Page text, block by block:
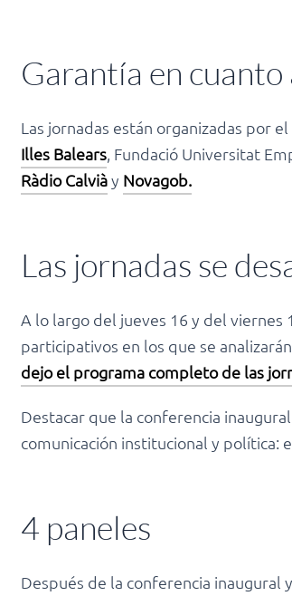
Garantía en
Las jornadas están organizadas por el
Illes Balears, Fundació Universitat
Ràdio Calviày Novagob.
Las jornadas se
A lo largo del jueves 16 y del
participativos en los que se
dejo el programa completo de las
Destacar que la conferencia
comunicación institucional y política:
4 paneles
Después de la conferencia inaugural